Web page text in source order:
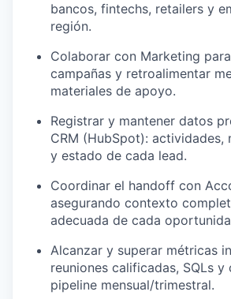
bancos, fintechs, retailers y
región.
Colaborar con Marketing
campañas y retroalimentar
materiales de apoyo.
Registrar y mantener datos
CRM (HubSpot): actividades,
y estado de cada lead.
Coordinar el handoff con
asegurando contexto
adecuada de cada
Alcanzar y superar métricas
reuniones calificadas, SQLs
pipeline mensual/trimestral.